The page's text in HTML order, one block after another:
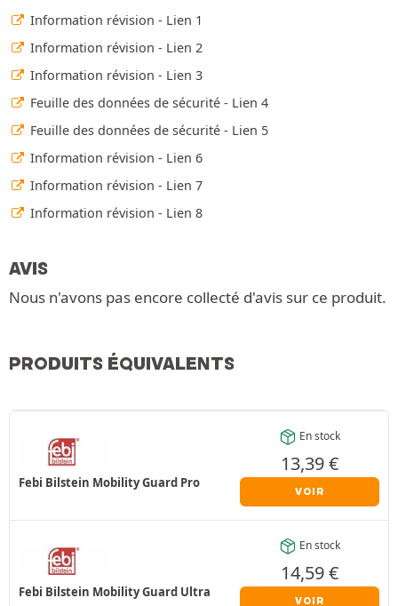
Information révision - Lien 1
Information révision - Lien 2
Information révision - Lien 3
Feuille des données de sécurité - Lien 4
Feuille des données de sécurité - Lien 5
Information révision - Lien 6
Information révision - Lien 7
Information révision - Lien 8
AVIS
Nous n'avons pas encore collecté d'avis sur ce produit.
PRODUITS ÉQUIVALENTS
Febi Bilstein Mobility Guard Pro
En stock
13,39€
VOIR
Febi Bilstein Mobility Guard Ultra
En stock
14,59€
VOIR